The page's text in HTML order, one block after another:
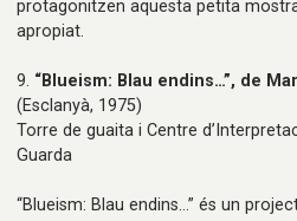
protagonitzen aquesta petita
apropiat.
9. “Blueism: Blau endins…”, de
(Esclanyà, 1975)
Torre de guaita i Centre
Guarda
“Blueism: Blau endins…” és un